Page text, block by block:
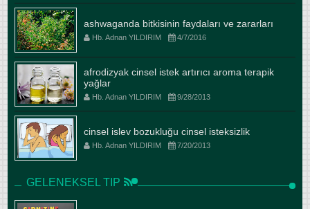
ashwaganda bitkisinin faydaları ve zararları
Hb. Adnan YILDIRIM 4/7/2016
afrodizyak cinsel istek artırıcı aroma terapik
yağlar
Hb. Adnan YILDIRIM 9/28/2013
cinsel islev bozukluğu cinsel isteksizlik
Hb. Adnan YILDIRIM 7/20/2013
GELENEKSEL TIP